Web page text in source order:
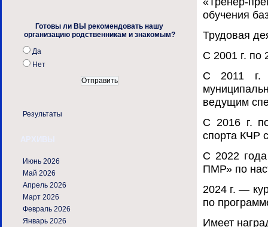
Готовы ли ВЫ рекомендовать нашу
организацию родственникам и знакомым?
Да
Нет
Результаты
АРХИВЫ
Июнь 2026
Май 2026
Апрель 2026
Март 2026
Февраль 2026
Январь 2026
обучения
Трудовая
С 2001 г. по
С 2011 г.
ведущим
С 2016 г.
спорта КЧР
С 2022
ПМР» по
2024 г. —
по
Имеет